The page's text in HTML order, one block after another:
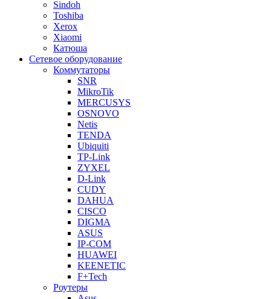
Sindoh
Toshiba
Xerox
Xiaomi
Катюша
Сетевое оборудование
Коммутаторы
SNR
MikroTik
MERCUSYS
OSNOVO
Netis
TENDA
Ubiquiti
TP-Link
ZYXEL
D-Link
CUDY
DAHUA
CISCO
DIGMA
ASUS
IP-COM
HUAWEI
KEENETIC
F+Tech
Роутеры